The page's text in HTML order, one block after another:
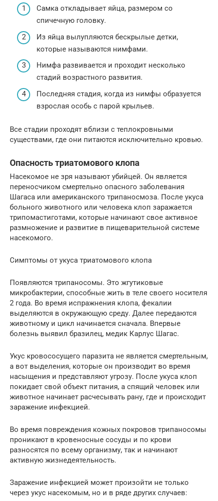
Самка откладывает яйца, размером со
спичечную головку.
Из яйца вылупляются бескрылые детки,
которые называются нимфами.
Нимфа развивается и проходит несколько
стадий возрастного развития.
Последняя стадия, когда из нимфы образуется
взрослая особь с парой крыльев.
Все стадии проходят вблизи с теплокровными
существами, где они питаются исключительно кровью.
Опасность триатомового клопа
Насекомое не зря называют убийцей. Он является
переносчиком смертельно опасного заболевания
Шагаса или американского трипаносмоза. После укуса
больного животного или человека клоп заражается
трипомастиготами, которые начинают свое активное
размножение и развитие в пищеварительной системе
насекомого.
Симптомы от укуса триатомового клопа
Появляются трипаносомы. Это жгутиковые
микробактерии, способные жить в теле своего носителя
2 года. Во время испражнения клопа, фекалии
выделяются в окружающую среду. Далее передаются
животному и цикл начинается сначала. Впервые
болезнь выявил бразилец, медик Карлус Шагас.
Укус кровососущего паразита не является смертельным,
а вот выделения, которые он производит во время
насыщения и представляют угрозу. После укуса клоп
покидает свой объект питания, а спящий человек или
животное начинает расчесывать рану, где и происходит
заражение инфекцией.
Во время повреждения кожных покровов трипаносомы
проникают в кровеносные сосуды и по крови
разносятся по всему организму, так и начинают
активную жизнедеятельность.
Заражение инфекцией может произойти не только
через укус насекомым, но и в ряде других случаев: